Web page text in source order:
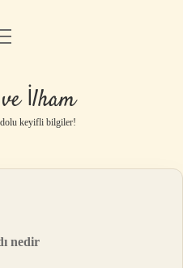
İlham
dolu keyifli bilgiler!
nedir